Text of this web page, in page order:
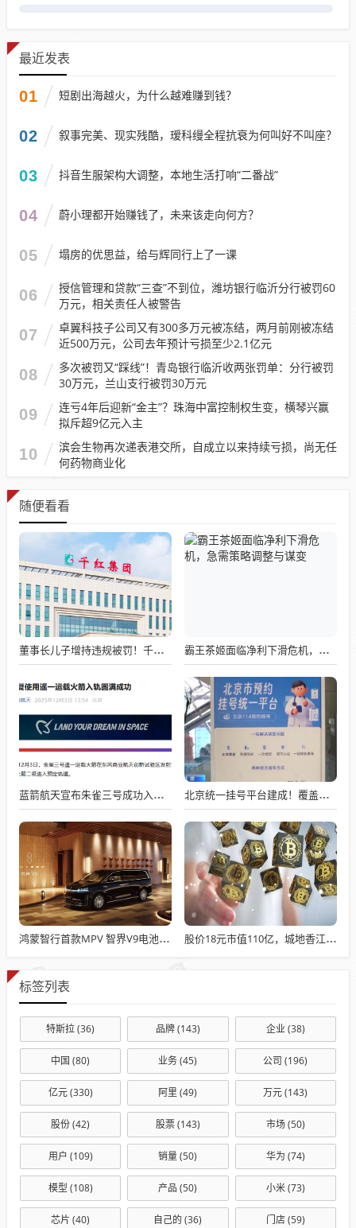
最近发表
01 短剧出海越火，为什么越难赚到钱？
02 叙事完美、现实残酷，瑷科缦全程抗衰为何叫好不叫座？
03 抖音生服架构大调整，本地生活打响“二番战”
04 蔚小理都开始赚钱了，未来该走向何方？
05 塌房的优思益，给与辉同行上了一课
06
授信管理和贷款“三查”不到位，潍坊银行临沂分行被罚60
万元，相关责任人被警告
07
卓翼科技子公司又有300多万元被冻结，两月前刚被冻结
近500万元，公司去年预计亏损至少2.1亿元
08
多次被罚又“踩线”！青岛银行临沂收两张罚单：分行被罚
30万元，兰山支行被罚30万元
09
连亏4年后迎新“金主”？珠海中富控制权生变，横琴兴赢
拟斥超9亿元入主
10
滨会生物再次递表港交所，自成立以来持续亏损，尚无任
何药物商业化
随便看看
董事长儿子增持违规被罚！千红制药市值128亿，半年净赚2.58亿却踩雷信托5年 霸王茶姬面临净利下滑危机，急需策略调整与谋变
蓝箭航天宣布朱雀三号成功入轨，技术突破五大项，深入排查回收失败原因 北京统一挂号平台建成！覆盖近300家二三甲医院号源
鸿蒙智行首款MPV 智界V9电池信息曝光：WLTC最远续航223km 股价18元市值110亿，城地香江却被查出连续7季财报失真
标签列表
特斯拉(36) 品牌(143) 企业(38)
中国 (80) 业务(45) 公司 (196)
亿元(330) 阿里(49) 万元(143)
股份(42) 股票(143) 市场(50)
用户 (109) 销量(50) 华为 (74)
模型(108) 产品 (50) 小米(73)
芯片 (40) 自己的 (36) 门店(59)